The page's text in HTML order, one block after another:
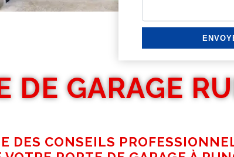
DE GARAGE
DES CONSEILS